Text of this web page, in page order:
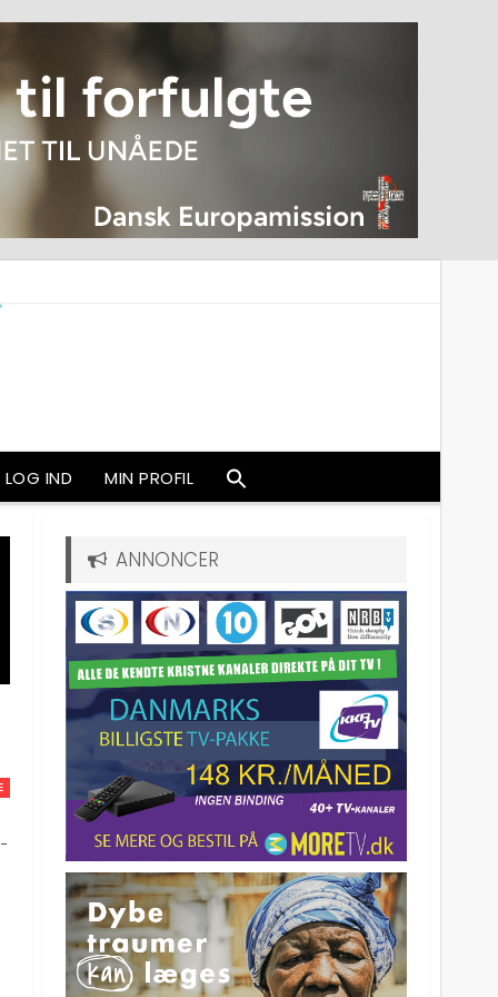
LOG IND MIN PROFIL
ANNONCER